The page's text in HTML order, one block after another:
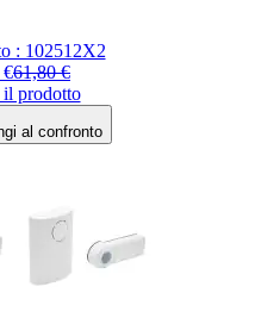
dipende
dalle
opzioni
scelte
nella
pagina
: 102512X2
€
Regular Price
61,80 €
il prodotto
al confronto